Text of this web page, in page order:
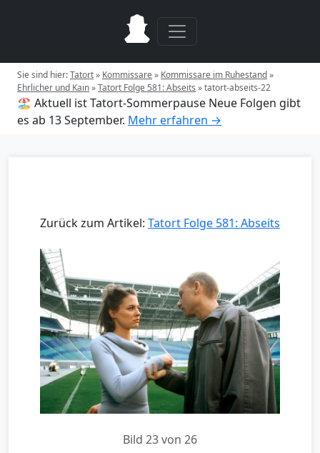
Sie sind hier:Tatort» Kommissare» Kommissare im Ruhestand»
Ehrlicher und Kain»Tatort Folge 581: Abseits »tatort-abseits-22
🏖️ Aktuell ist Tatort-Sommerpause Neue Folgen gibt
es ab 13 September. Mehr erfahren →
Zurück zum Artikel: Tatort Folge 581: Abseits
Bild 23 von 26